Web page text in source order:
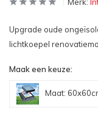
Upgrade oude
lichtkoepel
Maak een keuze:
Maat: